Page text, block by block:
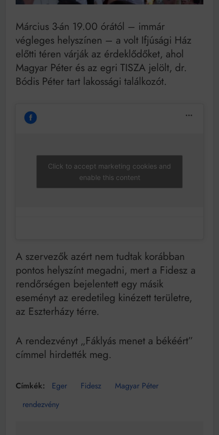
Mindenki a világot akarja uralni – de nem csak a 80-
Bitumenes lapostetők: a bevált technológia akkor
működik, ha jól van felújítva
Március 3-án 19.00 órától – immár
végleges helyszínen – a volt Ifjúsági Ház
előtti téren várják az érdeklődőket, ahol
Magyar Péter és az egri TISZA jelölt, dr.
Bódis Péter tart lakossági találkozót.
Click to accept marketing cookies and
enable this content
A szervezők azért nem tudtak korábban
pontos helyszínt megadni, mert a Fidesz a
rendőrségen bejelentett egy másik
eseményt az eredetileg kinézett területre,
az Eszterházy térre.
A rendezvényt „Fáklyás menet a békéért”
címmel hirdették meg.
Eger Fidesz
Magyar Péter
rendezvény